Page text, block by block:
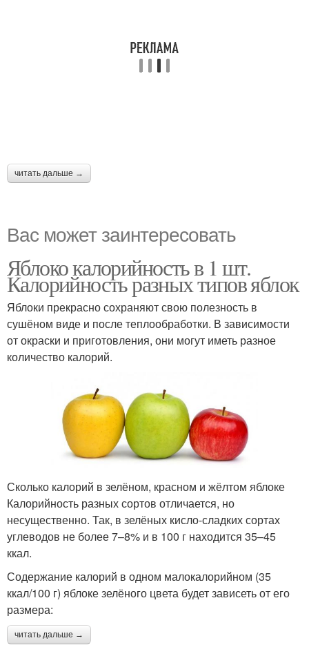
читать дальше →
Вас может заинтересовать
Яблоко калорийность в 1 шт.
Калорийность разных типов яблок
Яблоки прекрасно сохраняют свою полезность в
сушёном виде и после теплообработки. В зависимости
от окраски и приготовления, они могут иметь разное
количество калорий.
Сколько калорий в зелёном, красном и жёлтом яблоке
Калорийность разных сортов отличается, но
несущественно. Так, в зелёных кисло-сладких сортах
углеводов не более 7–8% и в 100 г находится 35–45
ккал.
Содержание калорий в одном малокалорийном (35
ккал/100 г) яблоке зелёного цвета будет зависеть от его
размера:
читать дальше →